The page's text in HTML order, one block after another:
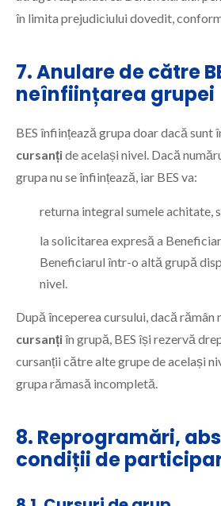
în limita prejudiciului dovedit,
7. Anulare de către
neînființarea grupei
BES înființează grupa doar dacă sunt
cursanțide același nivel. Dacă
grupa nu se înființează, iar BES va:
returna integral sumele achitate,
la solicitarea expresă a
Beneficiarul într-o altă grupă
nivel.
După începerea cursului, dacă rămân
cursanțiîn grupă, BES își rezervă
cursanții către alte grupe de același
grupa rămasă incompletă.
8. Reprogramări,
condiții de